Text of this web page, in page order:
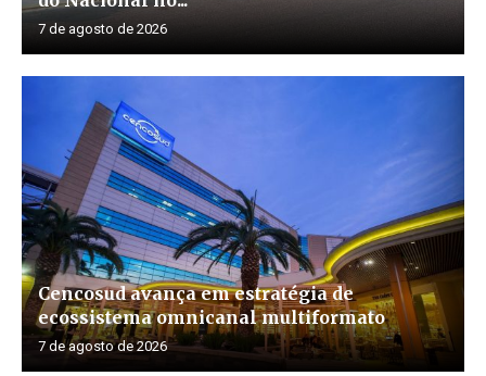
7 de agosto de 2026
Cencosud avança em estratégia de
ecossistema omnicanal multiformato
7 de agosto de 2026